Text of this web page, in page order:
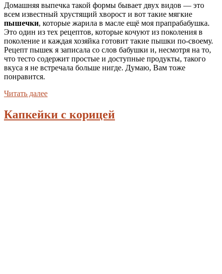
Домашняя выпечка такой формы бывает двух видов — это
всем известный хрустящий хворост и вот такие мягкие
пышечки, которые жарила в масле ещё моя прапрабабушка.
Это один из тех рецептов, которые кочуют из поколения в
поколение и каждая хозяйка готовит такие пышки по-своему.
Рецепт пышек я записала со слов бабушки и, несмотря на то,
что тесто содержит простые и доступные продукты, такого
вкуса я не встречала больше нигде. Думаю, Вам тоже
понравится.
Читать далее
Капкейки с корицей